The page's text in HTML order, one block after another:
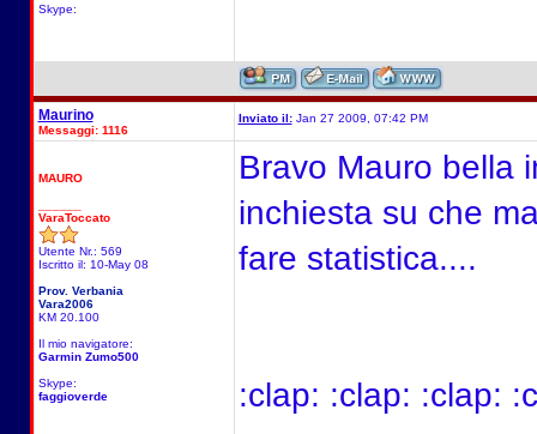
Skype:
Maurino
Messaggi: 1116
Inviato il:Jan 27 2009, 07:42 PM
MAURO
VaraToccato
Utente Nr.: 569
Iscritto il: 10-May 08
Prov. Verbania
Vara2006
KM 20.100
Il mio navigatore:
Garmin Zumo500
Skype:
faggioverde
Bravo Mauro bella
inchiesta su che
fare statistica....
:clap: :clap: :clap: